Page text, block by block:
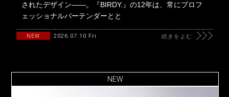
されたデザイン――。『BIRDY.』の12年は、常にプロフ
ェッショナルバーテンダーとと
NEW 2026.07.10 Fri 続きをよむ
NEW